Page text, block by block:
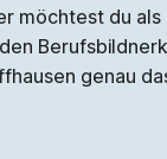
möchtest du
genau